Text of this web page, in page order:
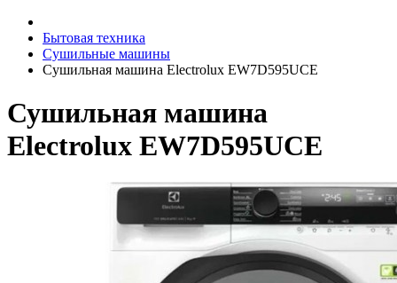
Бытовая техника
Сушильные машины
Сушильная машина Electrolux EW7D595UCE
Сушильная машина
Electrolux EW7D595UCE